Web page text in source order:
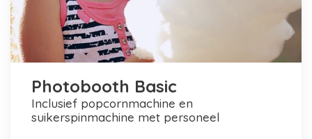
Photobooth Basic
inclusief popcornmachine en
suikerspinmachine met personeel